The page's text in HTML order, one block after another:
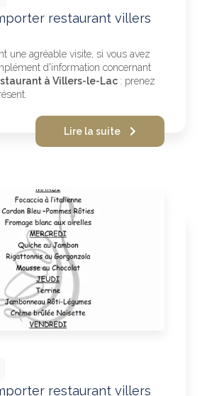
restaurant villers
une agréable visite, si vous avez
d'information concernant
à Villers-le-Lac : prenez
Lire la suite
restaurant villers